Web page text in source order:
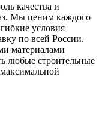
качества и
Мы ценим каждого
условия
по всей России.
материалами
любые строительные